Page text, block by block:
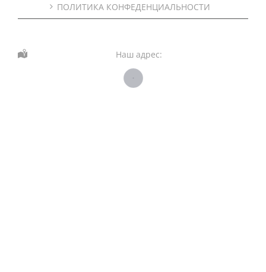
ПОЛИТИКА КОНФЕДЕНЦИАЛЬНОСТИ
Наш адрес: